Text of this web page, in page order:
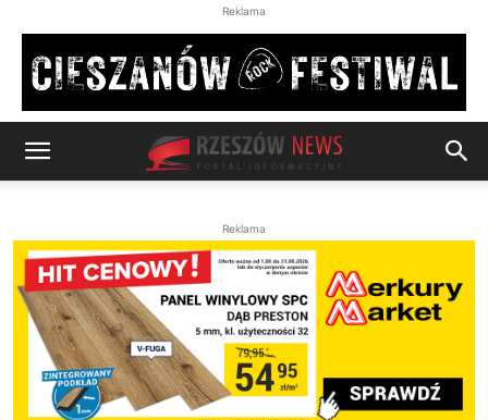
Reklama
Reklama